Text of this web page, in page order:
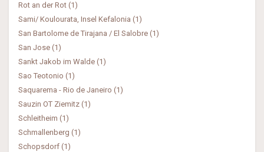
Rot an der Rot (1)
Sami/ Koulourata, Insel Kefalonia (1)
San Bartolome de Tirajana / El Salobre (1)
San Jose (1)
Sankt Jakob im Walde (1)
Sao Teotonio (1)
Saquarema - Rio de Janeiro (1)
Sauzin OT Ziemitz (1)
Schleitheim (1)
Schmallenberg (1)
Schopsdorf (1)